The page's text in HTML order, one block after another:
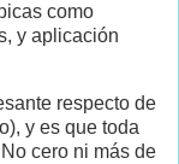
como
y aplicación
respecto de
y es que toda
cero ni más de